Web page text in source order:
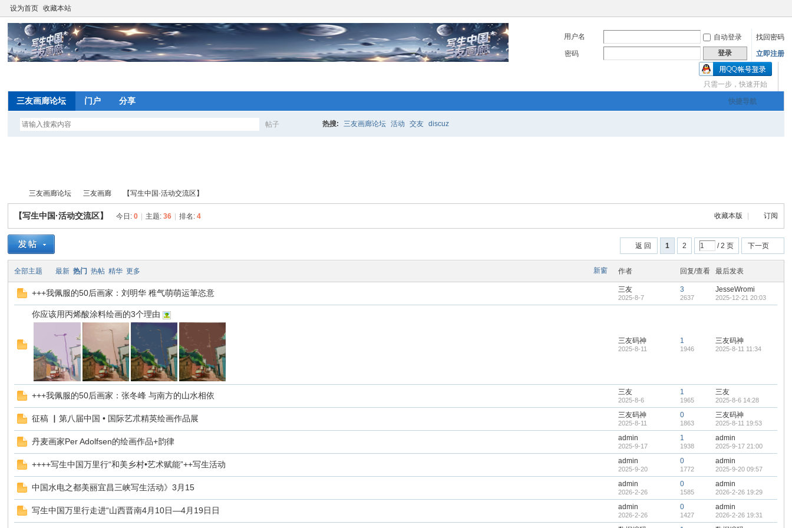
设为首页 收藏本站
用户名 自动登录
找回密码
密码
登录 立即注册
只需一步，快速开始
快捷导航
三友画廊论坛 门户 分享
帖子 热搜: 三友画廊论坛 活动 交友 discuz
望更多的人加入你我同行。www.xixi118.com
网络人士“创业行动”开始 拉！写生中国*三友画廊官方主办，希
望更多的人加入你我同行。www.xixi118.com
写生中国*三友画廊急招实习版主！只要您有充裕的业余上网时
»
三友画廊论坛 三友画廊 【写生中国·活动交流区】
收藏本版 订阅
【写生中国·活动交流区】 今日:0 主题:36 排名:4
1 2 / 2 页 下一页
返 回
新窗
全部主题 最新 热门 热帖 精华 更多 作者 回复/查看 最后发表
+++我佩服的50后画家：刘明华 稚气萌萌运筆恣意 三友
2025-8-7
3
2637
JesseWromi
2025-12-21 20:03
你应该用丙烯酸涂料绘画的3个理由
三友码神
2025-8-11
1
1946
三友码神
2025-8-11 11:34
+++我佩服的50后画家：张冬峰 与南方的山水相依 三友
2025-8-6
1
1965
三友
2025-8-6 14:28
征稿 ▏第八届中国 • 国际艺朮精英绘画作品展 三友码神
2025-8-11
0
1863
三友码神
2025-8-11 19:53
丹麦画家Per Adolfsen的绘画作品+韵律 admin
2025-9-17
1
1938
admin
2025-9-17 21:00
++++写生中国万里行“和美乡村•艺术赋能”++写生活动 admin
2025-9-20
0
1772
admin
2025-9-20 09:57
中国水电之都美丽宜昌三峡写生活动》3月15 admin
2026-2-26
0
1585
admin
2026-2-26 19:29
写生中国万里行走进“山西晋南4月10日—4月19日日 admin
2026-2-26
0
1427
admin
2026-2-26 19:31